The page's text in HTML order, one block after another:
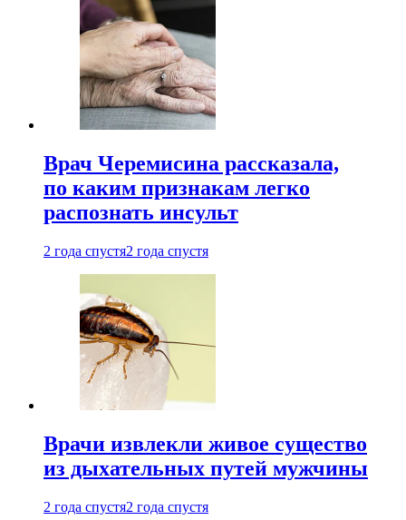
Врач Черемисина рассказала,
по каким признакам легко
распознать инсульт
2 года спустя2 года спустя
Врачи извлекли живое существо
из дыхательных путей мужчины
2 года спустя2 года спустя